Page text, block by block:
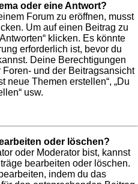
oder eine Antwort?
Forum zu eröffnen, musst
Um auf einen Beitrag zu
klicken. Es könnte
erforderlich ist, bevor du
Deine Berechtigungen
und der Beitragsansicht
neue Themen erstellen“, „Du
usw.
oder löschen?
oder Moderator bist, kannst
bearbeiten oder löschen.
indem du das